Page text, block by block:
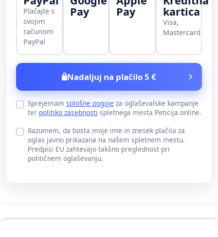
Plačajte s
svojim
računom
PayPal
Pay Pay kartica
Visa,
Mastercard
Nadaljuj na plačilo 5 €
Sprejemam splošne pogoje za oglaševalske kampanje
ter politiko zasebnosti spletnega mesta Peticija.online.
Razumem, da bosta moje ime in znesek plačila za
oglas javno prikazana na našem spletnem mestu.
Predpisi EU zahtevajo takšno preglednost pri
političnem oglaševanju.